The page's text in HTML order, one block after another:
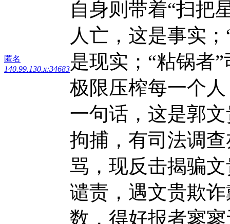
匿名
140.99.130.x:34683
自身则带着“扫把
人亡，这是事实
是现实；“粘锅者
极限压榨每一个
一句话，这是郭
拘捕，有司法调
骂，现反击揭骗
谴责，遇文贵欺
数，得好报者寥